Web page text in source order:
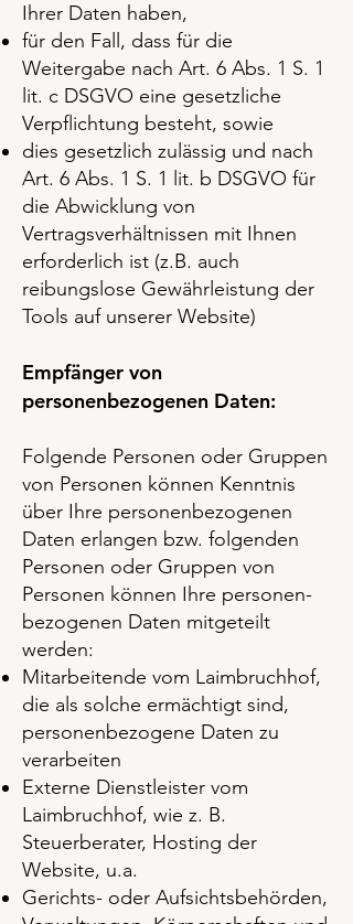
Ihrer Daten haben,
für den Fall, dass für die
Weitergabe nach Art. 6 Abs. 1 S. 1
lit. c DSGVO eine gesetzliche
Verpflichtung besteht, sowie
dies gesetzlich zulässig und nach
Art. 6 Abs. 1 S. 1 lit. b DSGVO für
die Abwicklung von
Vertragsverhältnissen mit Ihnen
erforderlich ist (z.B. auch
reibungslose Gewährleistung der
Tools auf unserer Website)
Empfänger von
personenbezogenen Daten:
Folgende Personen oder Gruppen
von Personen können Kenntnis
über Ihre personenbezogenen
Daten erlangen bzw. folgenden
Personen oder Gruppen von
Personen können Ihre personen-
bezogenen Daten mitgeteilt
werden:
Mitarbeitende vom Laimbruchhof,
die als solche ermächtigt sind,
personenbezogene Daten zu
verarbeiten
Externe Dienstleister vom
Laimbruchhof, wie z. B.
Steuerberater, Hosting der
Website, u.a.
Gerichts- oder Aufsichtsbehörden,